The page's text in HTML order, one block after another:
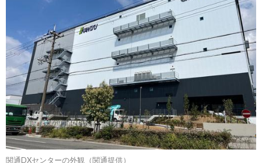
関通DXセンターの外観（関通提供）